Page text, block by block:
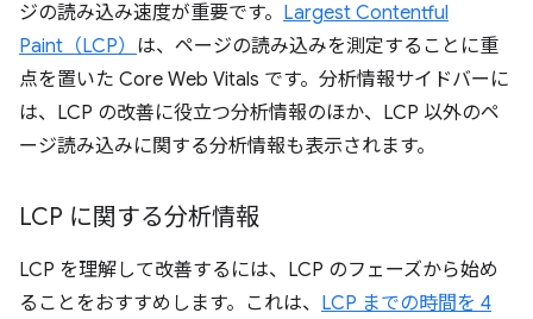
ジの読み込み速度が重要です。 Largest Contentful
Paint（LCP） は、ページの読み込みを測定することに重
点を置いた Core Web Vitals です。分析情報サイドバーに
は、LCP の改善に役立つ分析情報のほか、LCP 以外のペ
ージ読み込みに関する分析情報も表示されます。
LCP に関する分析情報
LCP を理解して改善するには、LCP のフェーズから始め
ることをおすすめします。これは、 LCP までの時間を 4